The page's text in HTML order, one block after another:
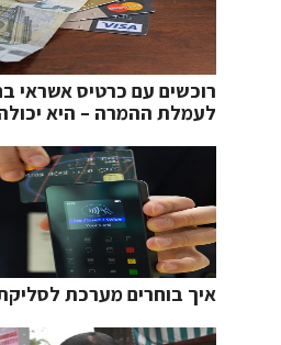
רוכשים עם כרטיס אשראי
לעמלת ההמרה – היא יכולה
איך בוחרים מערכת